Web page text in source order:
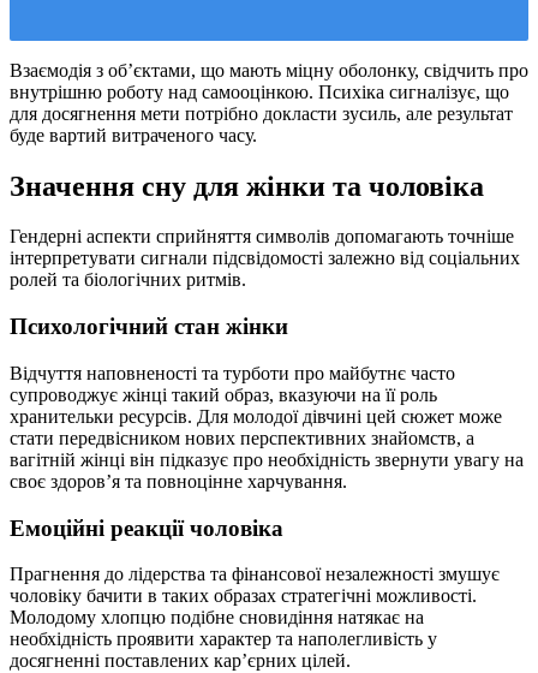
Взаємодія з об’єктами, що мають міцну оболонку, свідчить про
внутрішню роботу над самооцінкою. Психіка сигналізує, що
для досягнення мети потрібно докласти зусиль, але результат
буде вартий витраченого часу.
Значення сну для жінки та чоловіка
Гендерні аспекти сприйняття символів допомагають точніше
інтерпретувати сигнали підсвідомості залежно від соціальних
ролей та біологічних ритмів.
Психологічний стан жінки
Відчуття наповненості та турботи про майбутнє часто
супроводжує жінці такий образ, вказуючи на її роль
хранительки ресурсів. Для молодої дівчині цей сюжет може
стати передвісником нових перспективних знайомств, а
вагітній жінці він підказує про необхідність звернути увагу на
своє здоров’я та повноцінне харчування.
Емоційні реакції чоловіка
Прагнення до лідерства та фінансової незалежності змушує
чоловіку бачити в таких образах стратегічні можливості.
Молодому хлопцю подібне сновидіння натякає на
необхідність проявити характер та наполегливість у
досягненні поставлених кар’єрних цілей.